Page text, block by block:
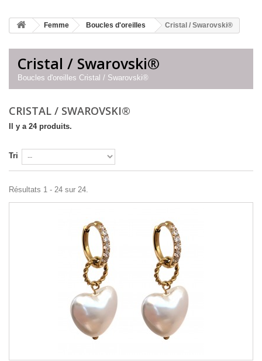
Femme Boucles d'oreilles Cristal / Swarovski®
Cristal / Swarovski®
Boucles d'oreilles Cristal / Swarovski®
CRISTAL / SWAROVSKI®
Il y a 24 produits.
Tri
Résultats 1 - 24 sur 24.